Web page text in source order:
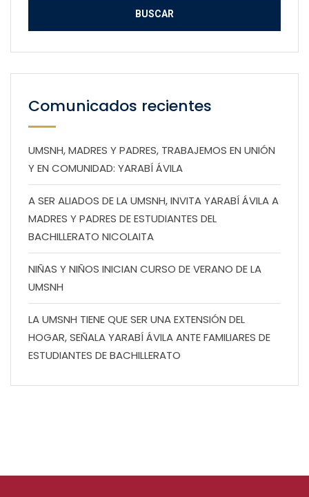
Comunicados recientes
UMSNH, MADRES Y PADRES, TRABAJEMOS EN UNIÓN
Y EN COMUNIDAD: YARABÍ ÁVILA
A SER ALIADOS DE LA UMSNH, INVITA YARABÍ ÁVILA A
MADRES Y PADRES DE ESTUDIANTES DEL
BACHILLERATO NICOLAITA
NIÑAS Y NIÑOS INICIAN CURSO DE VERANO DE LA
UMSNH
LA UMSNH TIENE QUE SER UNA EXTENSIÓN DEL
HOGAR, SEÑALA YARABÍ ÁVILA ANTE FAMILIARES DE
ESTUDIANTES DE BACHILLERATO